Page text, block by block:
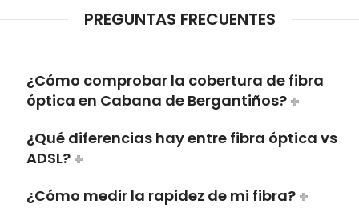
PREGUNTAS FRECUENTES
¿Cómo comprobar la cobertura de fibra
óptica en Cabana de Bergantiños?
¿Qué diferencias hay entre fibra óptica vs
ADSL?
¿Cómo medir la rapidez de mi fibra?